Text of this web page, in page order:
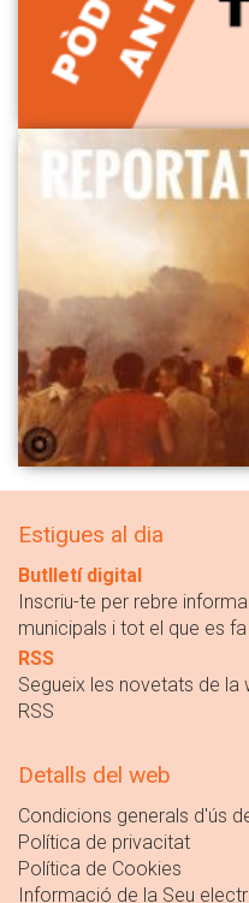
Estigues al dia
Butlletí digital
Inscriu-te per rebre
municipals i tot el que es
RSS
Segueix les novetats de
RSS
Detalls del web
Condicions generals d'ús
Política de privacitat
Política de Cookies
Informació de la Seu